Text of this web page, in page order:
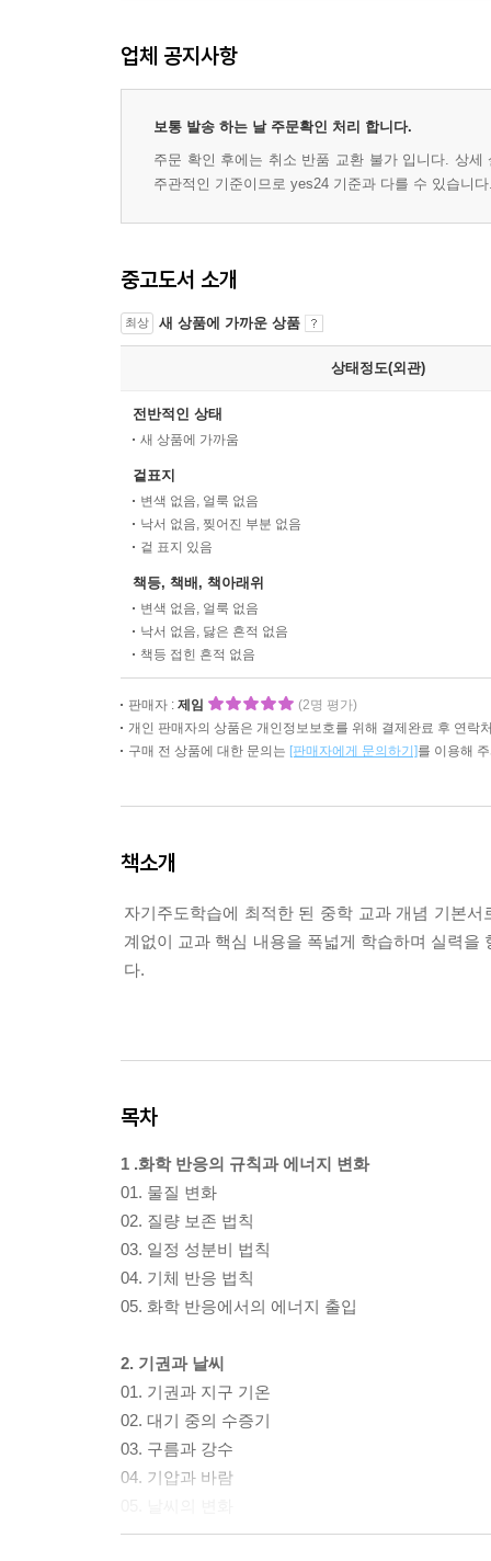
업체 공지사항
보통 발송 하는 날 주문확인 처리 합니다.
주문 확인 후에는 취소 반품 교환 불가 입니다. 상
주관적인 기준이므로 yes24 기준과 다를 수 있습니
중고도서 소개
최상 새 상품에 가까운 상품
상태정도(외관)
전반적인 상태
새 상품에 가까움
겉표지
변색 없음, 얼룩 없음
낙서 없음, 찢어진 부분 없음
겉 표지 있음
책등, 책배, 책아래위
변색 없음, 얼룩 없음
낙서 없음, 닳은 흔적 없음
책등 접힌 흔적 없음
판매자 : 제임
(2명 평가)
개인 판매자의 상품은 개인정보보호를 위해 결제완료 후 연락
구매 전 상품에 대한 문의는 [판매자에게 문의하기]를 이용해
책소개
자기주도학습에 최적한 된 중학 교과 개념 기본
계없이 교과 핵심 내용을 폭넓게 학습하며 실력
다.
목차
1 .화학 반응의 규칙과 에너지 변화
01. 물질 변화
02. 질량 보존 법칙
03. 일정 성분비 법칙
04. 기체 반응 법칙
05. 화학 반응에서의 에너지 출입
2. 기권과 날씨
01. 기권과 지구 기온
02. 대기 중의 수증기
03. 구름과 강수
04. 기압과 바람